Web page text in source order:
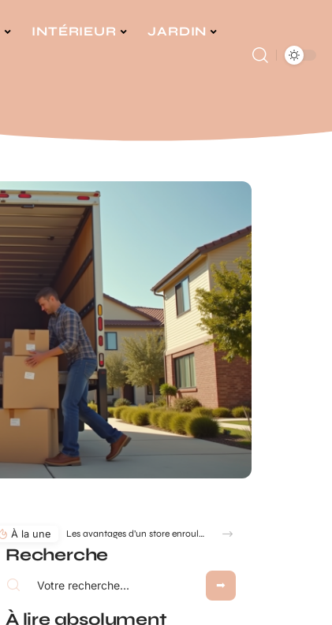
INTÉRIEUR JARDIN
À la une Les avantages d’un store enrouleur sur mesure : confort, design et adaptabilité
Recherche
À lire absolument